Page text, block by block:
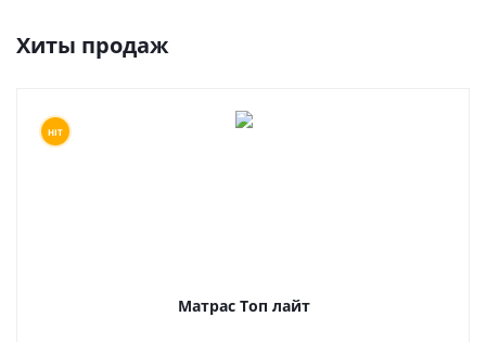
Хиты продаж
HIT
Матрас Топ лайт